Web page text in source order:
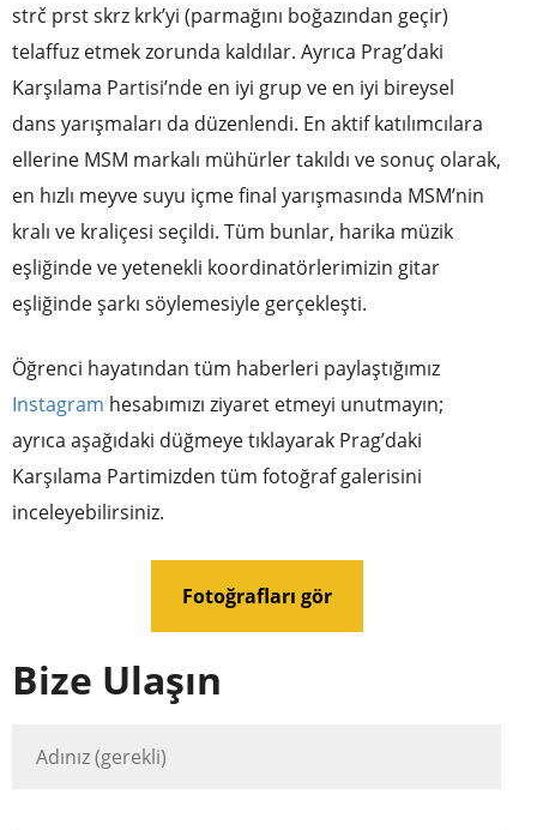
strč prst skrz krk’yi (parmağını boğazından geçir)
telaffuz etmek zorunda kaldılar. Ayrıca Prag’daki
Karşılama Partisi’nde en iyi grup ve en iyi bireysel
dans yarışmaları da düzenlendi. En aktif katılımcılara
ellerine MSM markalı mühürler takıldı ve sonuç olarak,
en hızlı meyve suyu içme final yarışmasında MSM’nin
kralı ve kraliçesi seçildi. Tüm bunlar, harika müzik
eşliğinde ve yetenekli koordinatörlerimizin gitar
eşliğinde şarkı söylemesiyle gerçekleşti.
Öğrenci hayatından tüm haberleri paylaştığımız
Instagram hesabımızı ziyaret etmeyi unutmayın;
ayrıca aşağıdaki düğmeye tıklayarak Prag’daki
Karşılama Partimizden tüm fotoğraf galerisini
inceleyebilirsiniz.
Fotoğrafları gör
Bize Ulaşın